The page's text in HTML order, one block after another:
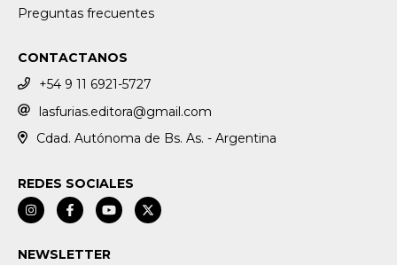
Preguntas frecuentes
CONTACTANOS
+54 9 11 6921-5727
lasfurias.editora@gmail.com
Cdad. Autónoma de Bs. As. - Argentina
REDES SOCIALES
NEWSLETTER